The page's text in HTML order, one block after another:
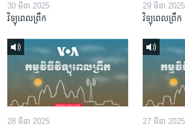
30 មីនា 2025
វិទ្យុពេលព្រឹក
29 មីនា 2025
វិទ្យុពេលព្រឹក
28 មីនា 2025 27 មីនា 2025